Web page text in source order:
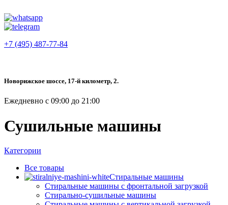
+7 (495) 487-77-84
Новорижское шоссе, 17-й километр, 2.
Ежедневно с 09:00 до 21:00
Сушильные машины
Категории
Все товары
Стиральные машины
Стиральные машины с фронтальной загрузкой
Стирально-сушильные машины